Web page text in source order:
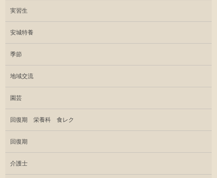
実習生
安城特養
季節
地域交流
園芸
回復期 栄養科 食レク
回復期
介護士